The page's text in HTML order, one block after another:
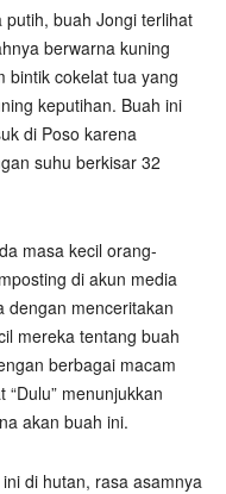
buah Jongi terlihat
berwarna kuning
bintik cokelat tua yang
keputihan. Buah ini
di Poso karena
suhu berkisar 32
masa kecil orang-
di akun media
dengan menceritakan
mereka tentang buah
berbagai macam
menunjukkan
akan buah ini.
di hutan, rasa asamnya